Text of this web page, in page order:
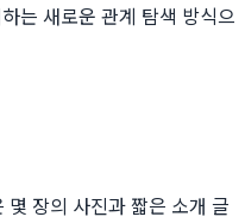
는 새로운 관계 탐색 방식으
몇 장의 사진과 짧은 소개 글